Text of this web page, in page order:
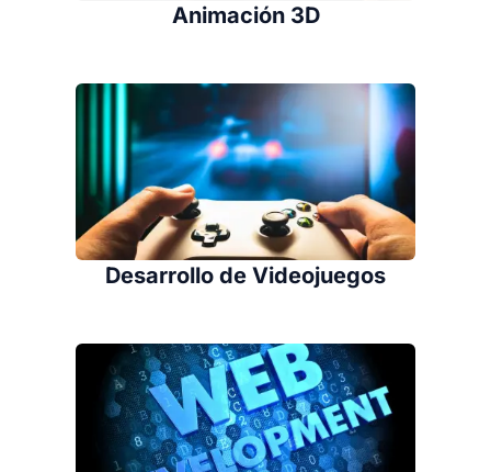
Animación 3D
Desarrollo de Videojuegos